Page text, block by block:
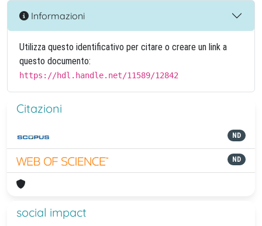
Informazioni
Utilizza questo identificativo per citare o creare un link a
questo documento:
https://hdl.handle.net/11589/12842
Citazioni
ND
ND
social impact